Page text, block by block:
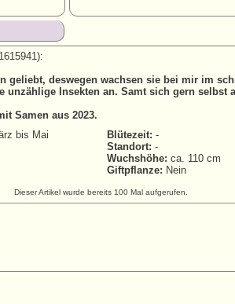
geliebt, deswegen wachsen sie bei mir im
unzählige Insekten an. Samt sich gern selbst
Samen aus 2023.
bis Mai Blütezeit: -
Standort: -
Wuchshöhe: ca. 110 cm
Giftpflanze: Nein
Dieser Artikel wurde bereits 100 Mal aufgerufen.